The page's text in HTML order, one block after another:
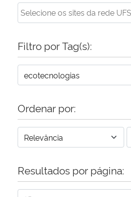
Filtro por Tag(s):
Ordenar por:
Resultados por página: